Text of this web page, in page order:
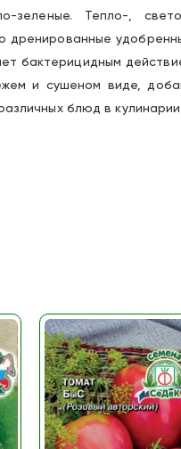
зеленые. Тепло-,
дренированные
бактерицидным
и сушеном виде,
блюд в